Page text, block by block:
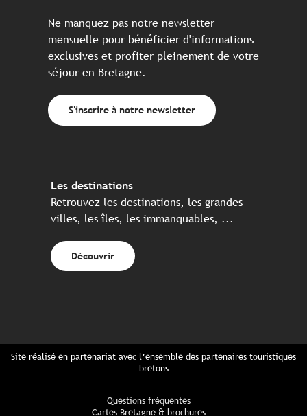
Ne manquez pas notre newsletter
mensuelle pour bénéficier d'informations
exclusives et profiter pleinement de votre
séjour en Bretagne.
S'inscrire à notre newsletter
Les destinations
Retrouvez les destinations, les grandes
villes, les îles, les immanquables, ...
Découvrir
Site réalisé en partenariat avec l’ensemble des partenaires touristiques
bretons
Questions fréquentes
Cartes Bretagne & brochures